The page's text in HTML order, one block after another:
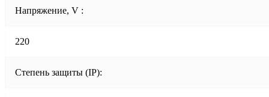
Напряжение, V :
220
Степень защиты (IP):